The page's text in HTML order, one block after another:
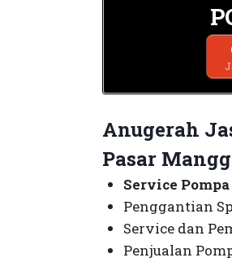
Anugerah
Pasar
Service
Penggantian
Service dan
Penjualan